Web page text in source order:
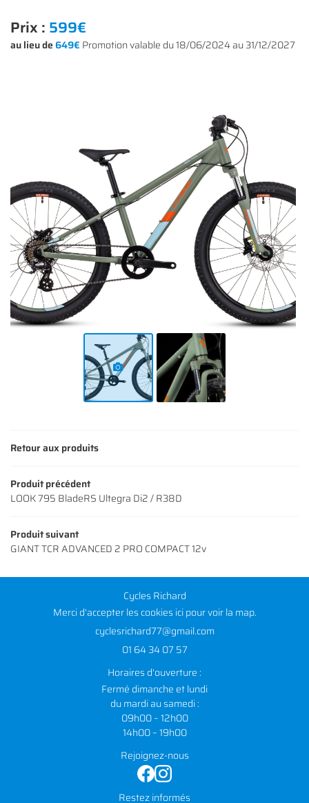
ACCUEIL
AVIS
ACTUALITÉS
CONTACT
Rejoignez-
Restez
INSCRIPTION
Prix : 599€
au lieu de649€ Promotion valable du 18/06/2024 au 31/12/2027
Retour aux produits
Produit précédent
LOOK 795 BladeRS Ultegra Di2 / R38D
Produit suivant
GIANT TCR ADVANCED 2 PRO COMPACT 12v
Cycles Richard
Merci d'accepter les cookiesicipour voir la map.
01 64 34 07 57
Horaires d'ouverture :
Fermé dimanche et lundi
du mardi au samedi :
09h00 – 12h00
14h00 – 19h00
Rejoignez-nous
Restez informés